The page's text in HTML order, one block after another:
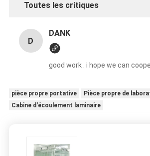
Toutes les critiques
D
DANK
good work . i hope we can
pièce propre portative
Pièce propre de
Cabine d'écoulement laminaire